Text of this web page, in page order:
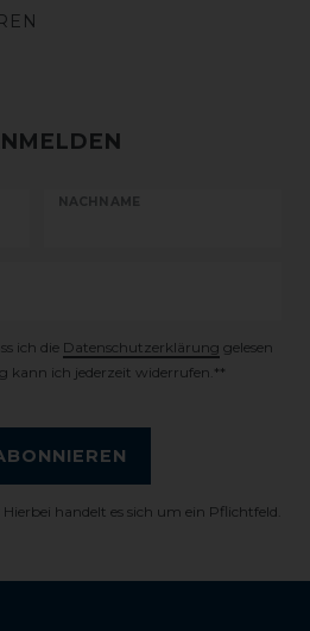
NACHNAME
ich die Daten­schutz­erklärung gelesen
kann ich jederzeit widerrufen.**
Hierbei handelt es sich um ein Pflichtfeld.